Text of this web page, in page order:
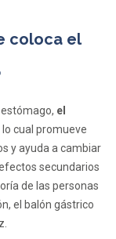
coloca el
el
lo cual promueve
y ayuda a cambiar
secundarios
de las personas
el balón gástrico